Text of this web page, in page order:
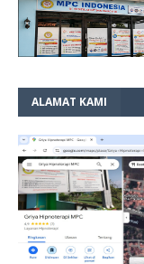
ALAMAT KAMI